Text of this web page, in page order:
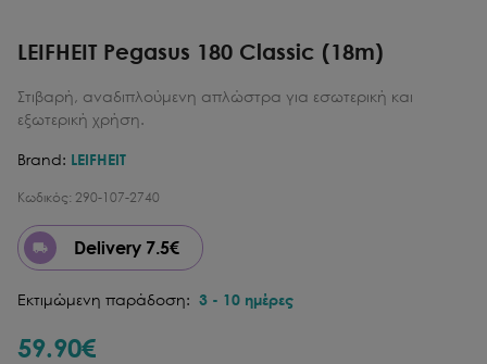
LEIFHEIT Pegasus 180 Classic (18m)
Στιβαρή, αναδιπλούμενη απλώστρα για εσωτερική και
εξωτερική χρήση.
Brand: LEIFHEIT
Κωδικός: 290-107-2740
Delivery 7.5€
Εκτιμώμενη παράδοση: 3 - 10 ημέρες
59.90€